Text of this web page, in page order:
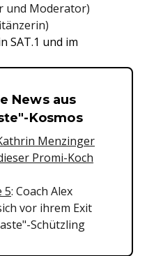
und Moderator)
SAT.1 und im
&
News aus
Kosmos
Menzinger
Promi-Koch
5: Coach Alex
vor ihrem Exit
Schützling